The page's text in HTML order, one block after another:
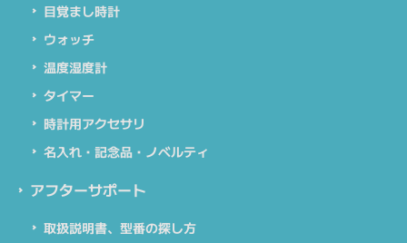
目覚まし時計
ウォッチ
温度湿度計
タイマー
時計用アクセサリ
名入れ・記念品・ノベルティ
アフターサポート
取扱説明書、型番の探し方